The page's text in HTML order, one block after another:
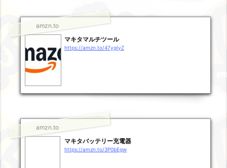
amzn.to
マキタマルチツール
https://amzn.to/47ygIyZ
amzn.to
マキタバッテリー充電器
https://amzn.to/3P0bEgw